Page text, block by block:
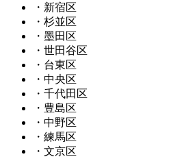
・新宿区
・杉並区
・墨田区
・世田谷区
・台東区
・中央区
・千代田区
・豊島区
・中野区
・練馬区
・文京区